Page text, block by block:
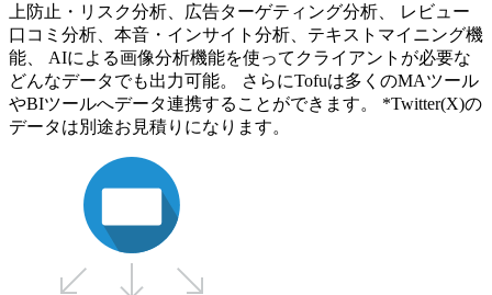
上防止・リスク分析、広告ターゲティング分析、 レビュー
口コミ分析、本音・インサイト分析、テキストマイニング機
能、 AIによる画像分析機能を使ってクライアントが必要な
どんなデータでも出力可能。 さらにTofuは多くのMAツール
やBIツールへデータ連携することができます。 *Twitter(X)の
データは別途お見積りになります。